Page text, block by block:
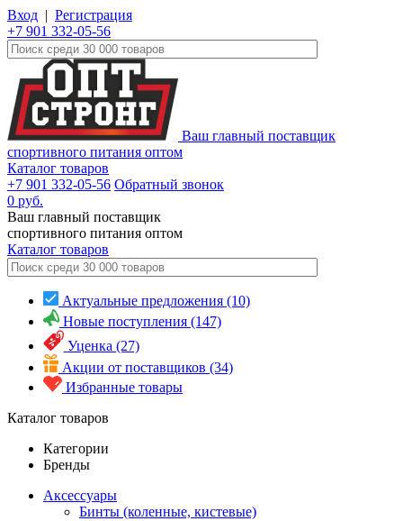
Вход | Регистрация
+7 901 332-05-56
Ваш главный поставщик
спортивного питания оптом
Каталог товаров
+7 901 332-05-56 Обратный звонок
0 руб.
Ваш главный поставщик
спортивного питания оптом
Каталог товаров
Актуальные предложения (10)
Новые поступления (147)
Уценка (27)
Акции от поставщиков (34)
Избранные товары
Каталог товаров
Категории
Бренды
Аксессуары
Бинты (коленные, кистевые)